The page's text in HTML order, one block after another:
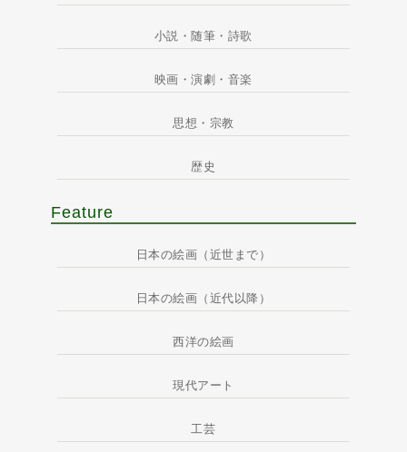
小説・随筆・詩歌
映画・演劇・音楽
思想・宗教
歴史
Feature
日本の絵画（近世まで）
日本の絵画（近代以降）
西洋の絵画
現代アート
工芸